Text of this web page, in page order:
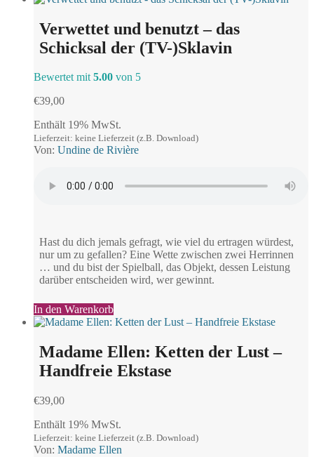
Verwettet und benutzt – das
Schicksal der (TV-)Sklavin
Bewertet mit5.00 von 5
€39,00
Enthält 19% MwSt.
Lieferzeit: keine Lieferzeit (z.B. Download)
Von: Undine de Rivière
Hast du dich jemals gefragt, wie viel du ertragen würdest,
nur um zu gefallen? Eine Wette zwischen zwei Herrinnen
… und du bist der Spielball, das Objekt, dessen Leistung
darüber entscheiden wird, wer gewinnt.
In den Warenkorb
Madame Ellen: Ketten der Lust –
Handfreie Ekstase
€39,00
Enthält 19% MwSt.
Lieferzeit: keine Lieferzeit (z.B. Download)
Von: Madame Ellen